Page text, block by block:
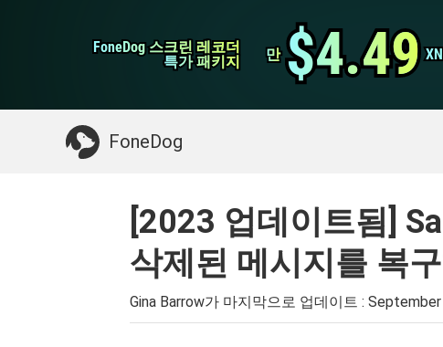
FoneDog 스크린 레코더
FoneDog 스크린 레코더
특가 패키지
특가 패키지 만
만 $4.49
$4.49
FoneDog
iPhone 클리너
필요한 것 : Mac 정리
[2023 업데이트됨]
삭제된 메시지를 복
Gina Barrow가 마지막으로 업데이트 :